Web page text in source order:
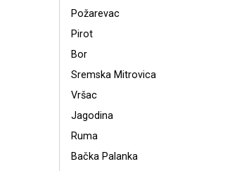
Požarevac
Pirot
Bor
Sremska Mitrovica
Vršac
Jagodina
Ruma
Bačka Palanka